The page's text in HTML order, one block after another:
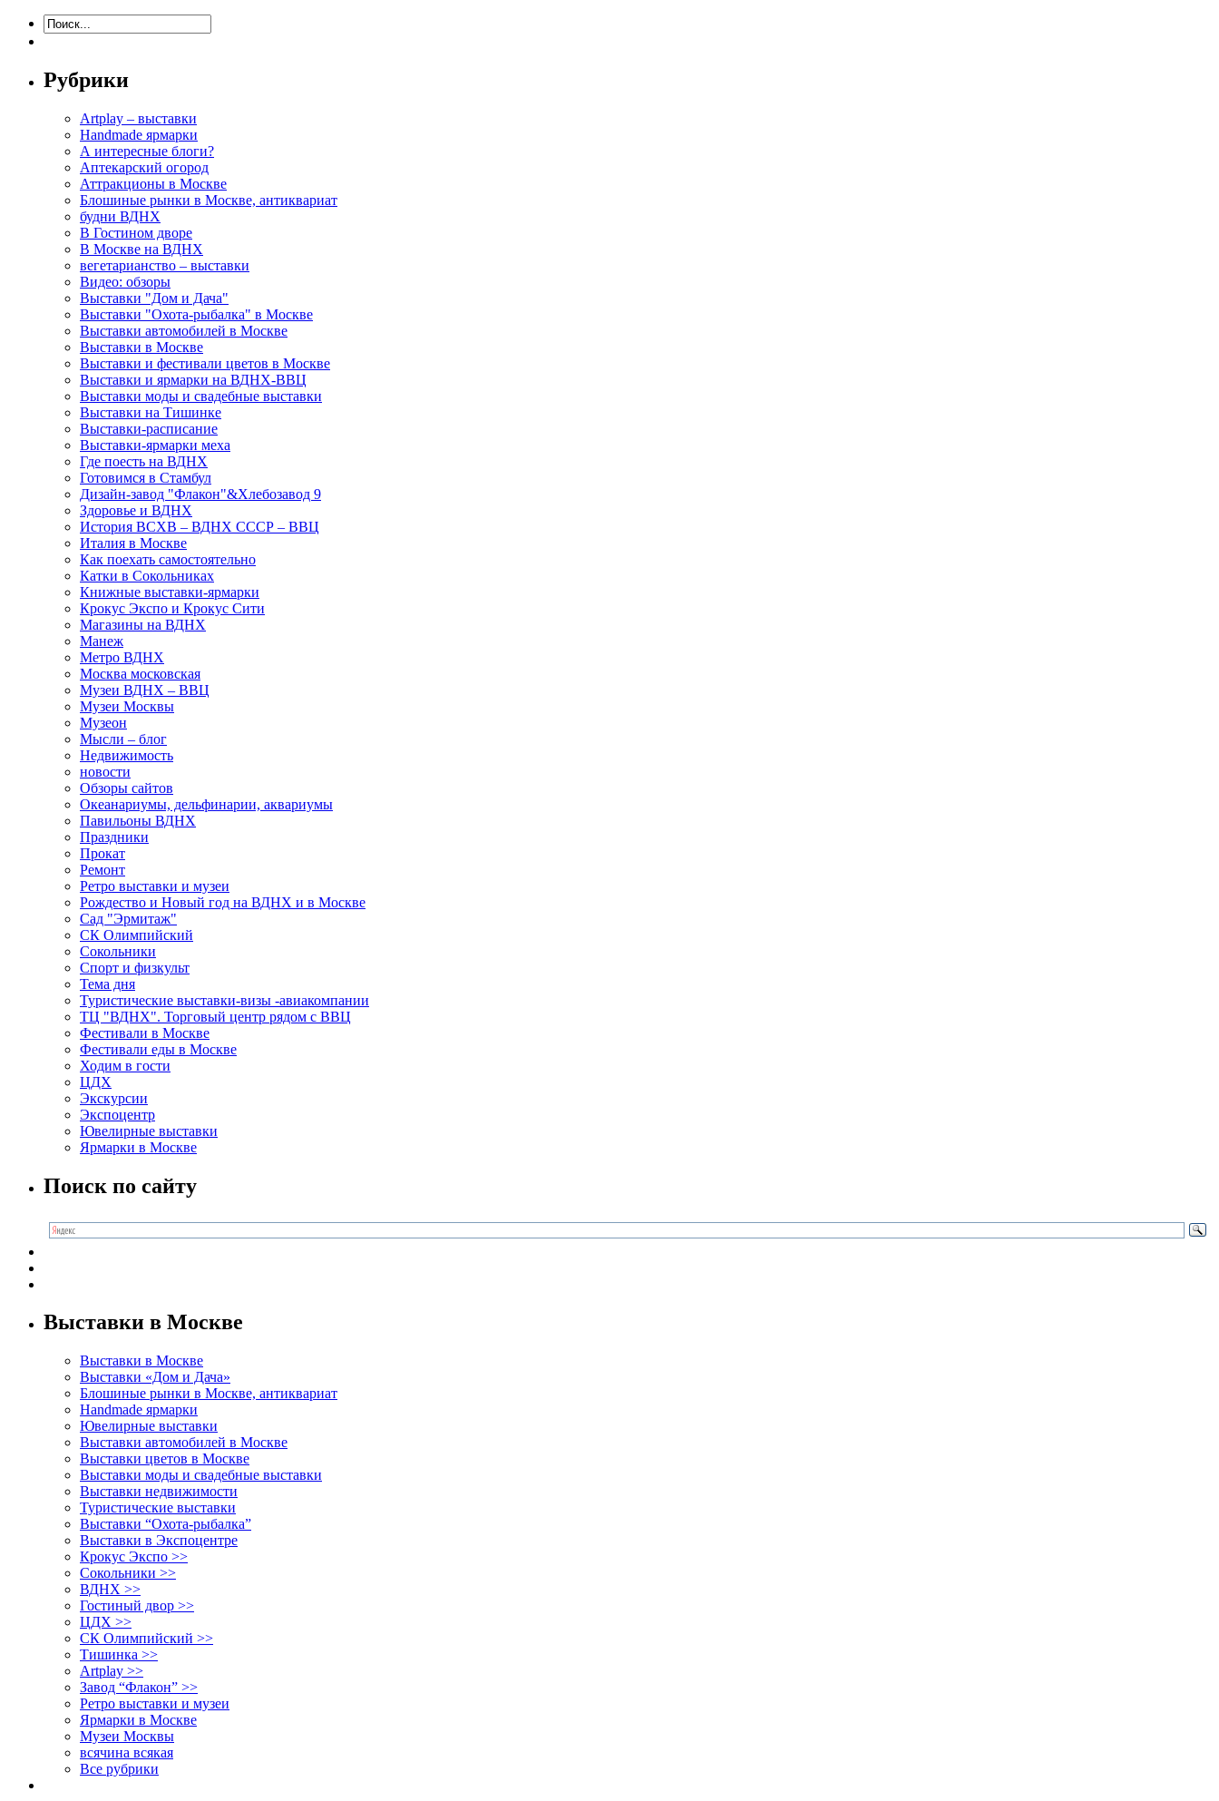
Рубрики
Artplay – выставки
Handmade ярмарки
А интересные блоги?
Аптекарский огород
Аттракционы в Москве
Блошиные рынки в Москве, антиквариат
будни ВДНХ
В Гостином дворе
В Москве на ВДНХ
вегетарианство – выставки
Видео: обзоры
Выставки "Дом и Дача"
Выставки "Охота-рыбалка" в Москве
Выставки автомобилей в Москве
Выставки в Москве
Выставки и фестивали цветов в Москве
Выставки и ярмарки на ВДНХ-ВВЦ
Выставки моды и свадебные выставки
Выставки на Тишинке
Выставки-расписание
Выставки-ярмарки меха
Где поесть на ВДНХ
Готовимся в Стамбул
Дизайн-завод "Флакон"&Хлебозавод 9
Здоровье и ВДНХ
История ВСХВ – ВДНХ СССР – ВВЦ
Италия в Москве
Как поехать самостоятельно
Катки в Сокольниках
Книжные выставки-ярмарки
Крокус Экспо и Крокус Сити
Магазины на ВДНХ
Манеж
Метро ВДНХ
Москва московская
Музеи ВДНХ – ВВЦ
Музеи Москвы
Музеон
Мысли – блог
Недвижимость
новости
Обзоры сайтов
Океанариумы, дельфинарии, аквариумы
Павильоны ВДНХ
Праздники
Прокат
Ремонт
Ретро выставки и музеи
Рождество и Новый год на ВДНХ и в Москве
Сад "Эрмитаж"
СК Олимпийский
Сокольники
Спорт и физкульт
Тема дня
Туристические выставки-визы -авиакомпании
ТЦ "ВДНХ". Торговый центр рядом с ВВЦ
Фестивали в Москве
Фестивали еды в Москве
Ходим в гости
ЦДХ
Экскурсии
Экспоцентр
Ювелирные выставки
Ярмарки в Москве
Поиск по сайту
Выставки в Москве
Выставки в Москве
Выставки «Дом и Дача»
Блошиные рынки в Москве, антиквариат
Handmade ярмарки
Ювелирные выставки
Выставки автомобилей в Москве
Выставки цветов в Москве
Выставки моды и свадебные выставки
Выставки недвижимости
Туристические выставки
Выставки “Охота-рыбалка”
Выставки в Экспоцентре
Крокус Экспо >>
Сокольники >>
ВДНХ >>
Гостиный двор >>
ЦДХ >>
СК Олимпийский >>
Тишинка >>
Artplay >>
Завод “Флакон” >>
Ретро выставки и музеи
Ярмарки в Москве
Музеи Москвы
всячина всякая
Все рубрики